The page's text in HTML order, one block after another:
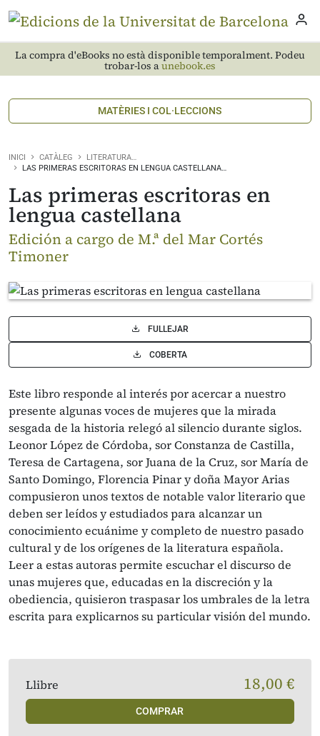
La compra d'eBooks no està disponible temporalment. Podeu
trobar-los aunebook.es
MATÈRIES I COL·LECCIONS
INICI CATÀLEG
LITERATURA…
LAS PRIMERAS ESCRITORAS EN LENGUA CASTELLANA…
Las primeras escritoras en
lengua castellana
Edición a cargo de M.ª del Mar Cortés
Timoner
FULLEJAR
COBERTA
Este libro responde al interés por acercar a nuestro
presente algunas voces de mujeres que la mirada
sesgada de la historia relegó al silencio durante siglos.
Leonor López de Córdoba, sor Constanza de Castilla,
Teresa de Cartagena, sor Juana de la Cruz, sor María de
Santo Domingo, Florencia Pinar y doña Mayor Arias
compusieron unos textos de notable valor literario que
deben ser leídos y estudiados para alcanzar un
conocimiento ecuánime y completo de nuestro pasado
cultural y de los orígenes de la literatura española.
Leer a estas autoras permite escuchar el discurso de
unas mujeres que, educadas en la discreción y la
obediencia, quisieron traspasar los umbrales de la letra
escrita para explicarnos su particular visión del mundo.
Llibre 18,00 €
COMPRAR